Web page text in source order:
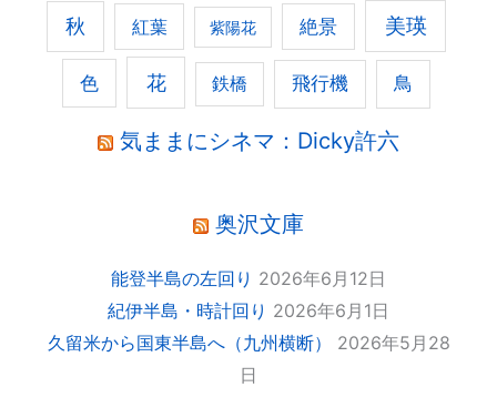
秋 紅葉 紫陽花 絶景 美瑛
色 花 鉄橋 飛行機 鳥
気ままにシネマ：Dicky許六
奥沢文庫
能登半島の左回り 2026年6月12日
紀伊半島・時計回り 2026年6月1日
久留米から国東半島へ（九州横断）
2026年5月28
日